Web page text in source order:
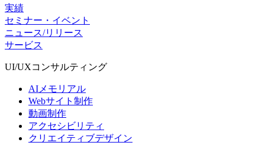
実績
セミナー・イベント
ニュース/リリース
サービス
UI/UXコンサルティング
AIメモリアル
Webサイト制作
動画制作
アクセシビリティ
クリエイティブデザイン